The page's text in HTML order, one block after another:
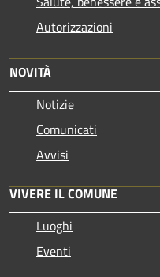
Autorizzazioni
NOVITÀ
Notizie
Comunicati
Avvisi
VIVERE IL COMUNE
Luoghi
Eventi